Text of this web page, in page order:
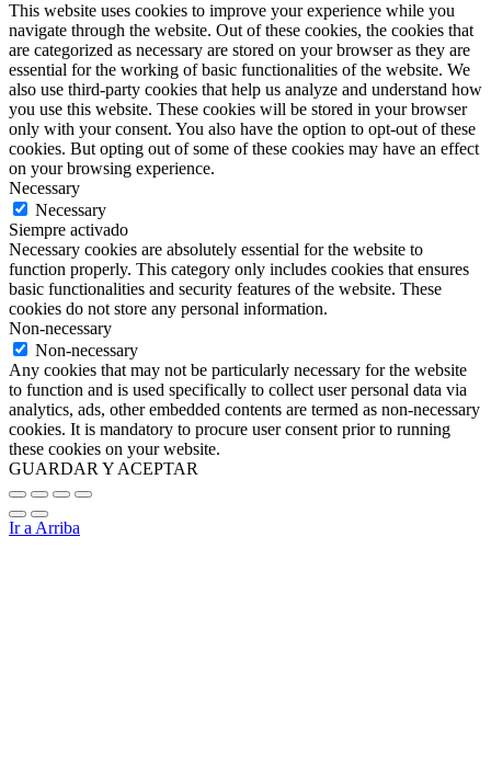
This website uses cookies to improve your experience while you
navigate through the website. Out of these cookies, the cookies that
are categorized as necessary are stored on your browser as they are
essential for the working of basic functionalities of the website. We
also use third-party cookies that help us analyze and understand how
you use this website. These cookies will be stored in your browser
only with your consent. You also have the option to opt-out of these
cookies. But opting out of some of these cookies may have an effect
on your browsing experience.
Necessary
Necessary
Siempre activado
Necessary cookies are absolutely essential for the website to
function properly. This category only includes cookies that ensures
basic functionalities and security features of the website. These
cookies do not store any personal information.
Non-necessary
Non-necessary
Any cookies that may not be particularly necessary for the website
to function and is used specifically to collect user personal data via
analytics, ads, other embedded contents are termed as non-necessary
cookies. It is mandatory to procure user consent prior to running
these cookies on your website.
GUARDAR Y ACEPTAR
Ir a Arriba